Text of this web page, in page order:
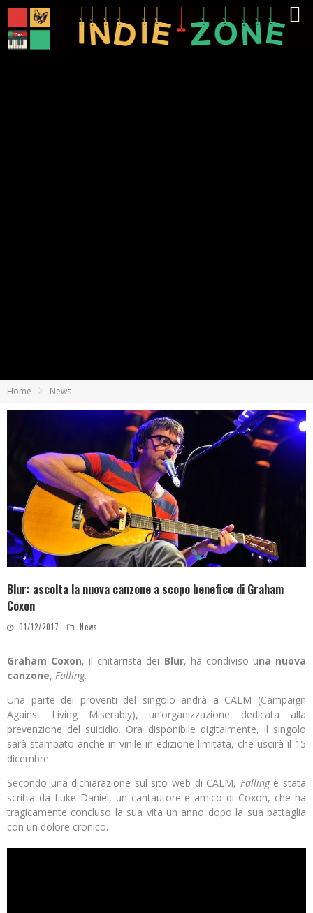
Home News
Blur: ascolta la nuova canzone a scopo benefico di Graham
Coxon
01/12/2017 News
Graham Coxon, il chitarrista dei Blur, ha condiviso una nuova
canzone, Falling.
Una parte dei proventi del singolo andrà a CALM (Campaign
Against Living Miserably), un’organizzazione dedicata alla
prevenzione del suicidio. Ora disponibile digitalmente, il singolo
sarà stampato anche in vinile in edizione limitata, che uscirà il 15
dicembre.
Secondo una dichiarazione sul sito web di CALM, Fallingè stata
scritta da Luke Daniel, un cantautore e amico di Coxon, che ha
tragicamente concluso la sua vita un anno dopo la sua battaglia
con un dolore cronico.